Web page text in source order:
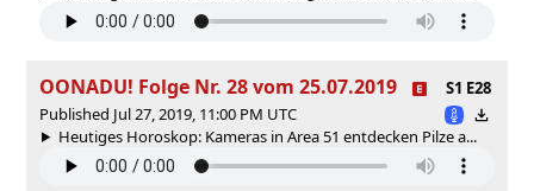
OONADU! Folge Nr. 28 vom 25.07.2019
S1 E28
Published Jul 27, 2019, 11:00 PM UTC
Heutiges Horoskop: Kameras in Area 51 entdecken Pilze a...